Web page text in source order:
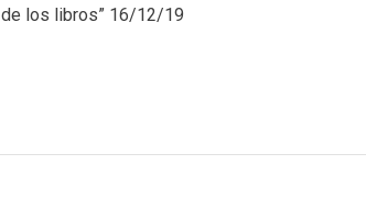
de los libros” 16/12/19